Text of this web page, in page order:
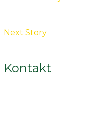
Next Story
Kontakt